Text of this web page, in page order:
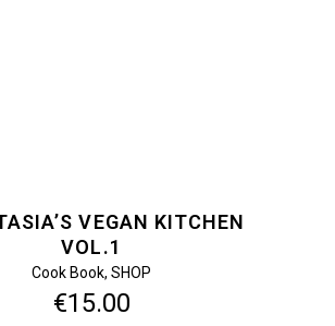
VEGAN KITCHEN
VOL.1
Cook Book, SHOP
€15.00